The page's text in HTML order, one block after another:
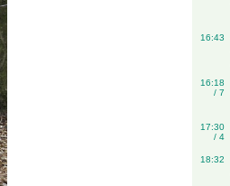
16:43
16:18
/ 7
17:30
/ 4
18:32